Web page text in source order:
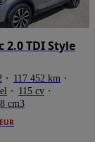
2.0 TDI Style
117 452 km
115 cv
cm3
EUR